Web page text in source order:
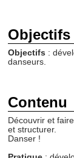
Objectifs
Objectifs :
danseurs.
Contenu
Découvrir et
et structurer.
Danser !